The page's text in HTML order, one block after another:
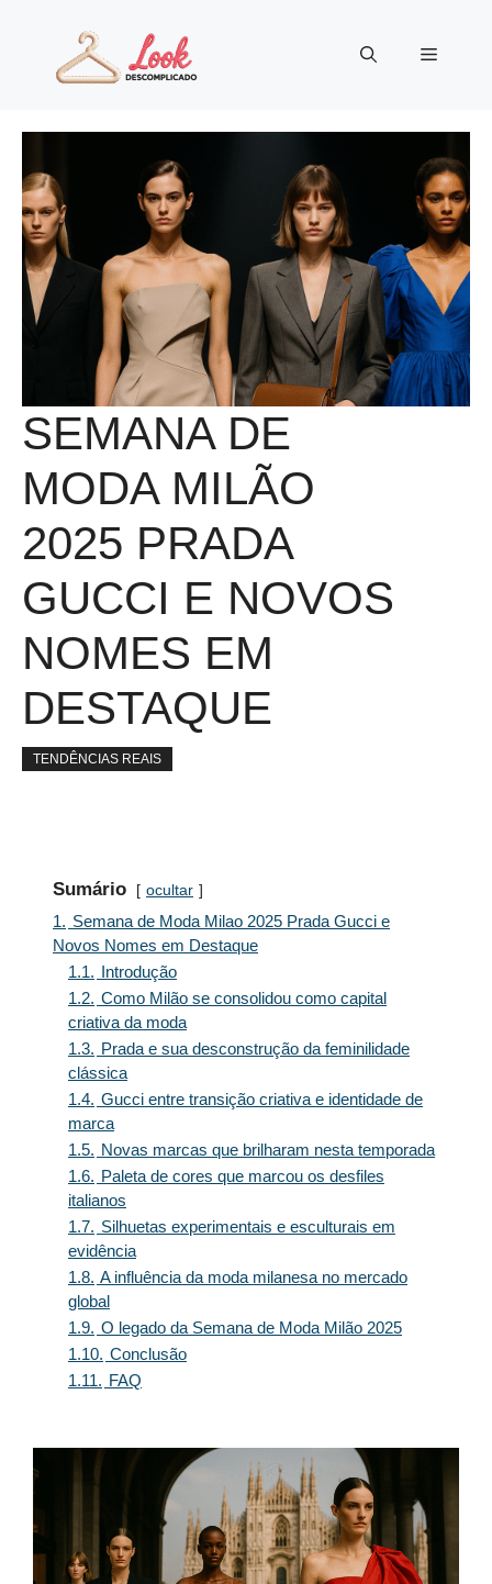
Menu
SEMANA DE
MODA MILÃO
2025 PRADA
GUCCI E NOVOS
NOMES EM
DESTAQUE
TENDÊNCIAS REAIS
Sumário ocultar
1. Semana de Moda Milao 2025 Prada Gucci e
Novos Nomes em Destaque
1.1. Introdução
1.2. Como Milão se consolidou como capital
criativa da moda
1.3. Prada e sua desconstrução da feminilidade
clássica
1.4. Gucci entre transição criativa e identidade de
marca
1.5. Novas marcas que brilharam nesta temporada
1.6. Paleta de cores que marcou os desfiles
italianos
1.7. Silhuetas experimentais e esculturais em
evidência
1.8. A influência da moda milanesa no mercado
global
1.9. O legado da Semana de Moda Milão 2025
1.10. Conclusão
1.11. FAQ